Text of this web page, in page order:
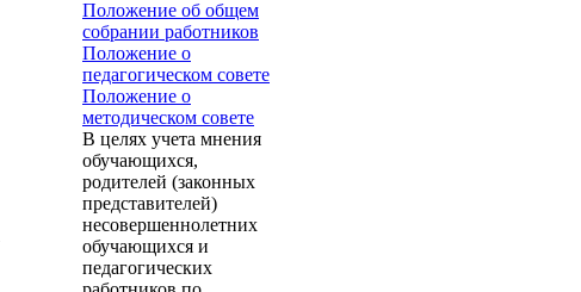
Положение об общем
собрании работников
Положение о
педагогическом совете
Положение о
методическом совете
В целях учета мнения
обучающихся,
родителей (законных
представителей)
несовершеннолетних
обучающихся и
педагогических